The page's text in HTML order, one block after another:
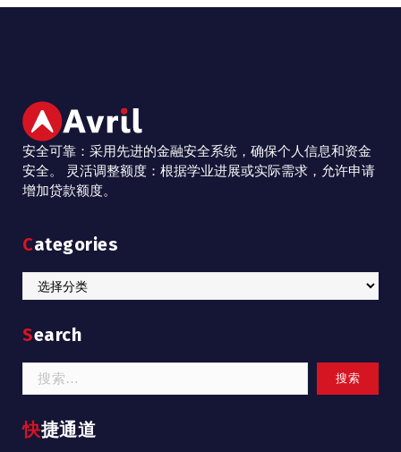
安全可靠：采用先进的金融安全系统，确保个人信息和资金
安全。 灵活调整额度：根据学业进展或实际需求，允许申请
增加贷款额度。
Categories
Categories
Search
索：
快捷通道